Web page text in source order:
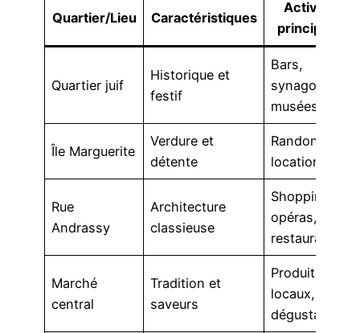
Quartier/Lieu Caractéristiques
Activités
principales
Quartier juif
Historique et
festif
Bars,
synagogues,
musées
Île Marguerite
Verdure et
détente
Randonnées,
location vélo
Rue
Andrassy
Architecture
classieuse
Shopping,
opéras,
restaurants
Marché
central
Tradition et
saveurs
Produits
locaux,
dégustations